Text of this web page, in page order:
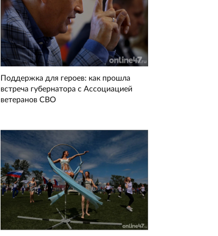
Поддержка для героев: как прошла
встреча губернатора с Ассоциацией
ветеранов СВО